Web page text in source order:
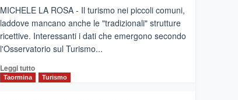
collegamento
tra
Catania
e
operato
da
MICHELE LA ROSA - Il turismo nei piccoli comuni,
laddove mancano anche le "tradizionali" strutture
ricettive. Interessanti i dati che emergono secondo
l'Osservatorio sul Turismo...
Leggi tuttoLeggi
Taormina Turismo